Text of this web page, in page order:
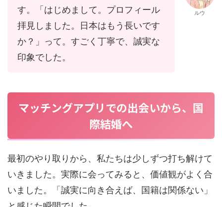
す。「はじめまして。プロフィール
拝見しました。日本はもう長いです
か？」って。すごく丁寧で、誠実な
印象でした。
ルウ
マッチングアプリでの出会いから、国
際結婚へ
最初のやり取りから、私たちは少しずつ打ち解けて
いきました。実際に会ってみると、価値観がよく合
いました。「誠実に向き合えば、国籍は関係ない」